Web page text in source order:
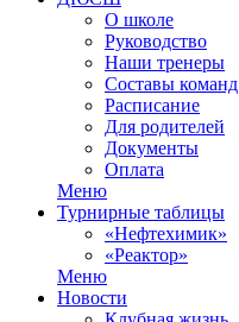
О школе
Руководство
Наши тренеры
Составы команд
Расписание
Для родителей
Документы
Оплата
Меню
Турнирные таблицы
«Нефтехимик»
«Реактор»
Меню
Новости